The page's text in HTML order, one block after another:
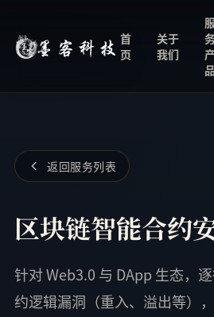
首
页
关于
我们
产
品
返回服务列表
区块链智能合约
针对 Web3.0 与 DApp 生态，
约逻辑漏洞（重入、溢出等）